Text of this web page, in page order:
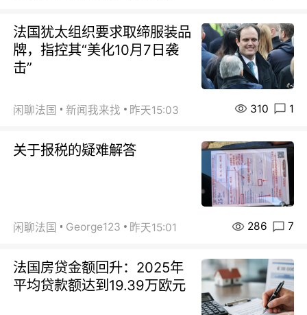
法国犹太组织要求取缔服装品
牌，指控其“美化10月7日袭
击”
闲聊法国 新闻我来找 昨天15:03 310 1
关于报税的疑难解答
闲聊法国 George123 昨天15:01 286 7
法国房贷金额回升：2025年
平均贷款额达到19.39万欧元